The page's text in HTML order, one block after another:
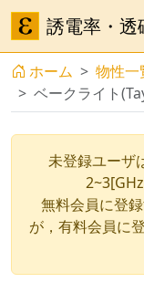
誘電率・透
ホーム
物性一
ベークライト
未登録ユーザ
無料会員に登
が，有料会員に